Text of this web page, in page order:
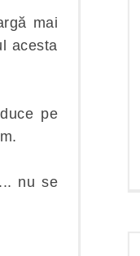
mai
acesta
pe
nu se